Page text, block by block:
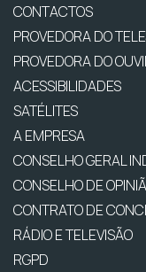
CONTACTOS
PROVEDORA DO
PROVEDORA DO
ACESSIBILIDADES
SATÉLITES
A EMPRESA
CONSELHO GERAL
CONSELHO DE
CONTRATO DE
RÁDIO E TELEVISÃO
RGPD